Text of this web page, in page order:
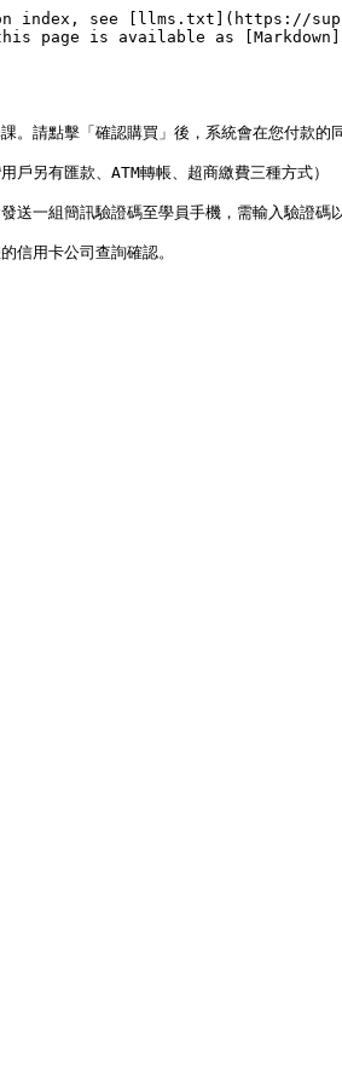
index, see [llms.txt](https://
this page is available as
。請點擊「確認購買」後，系統會在您付款的
戶另有匯款、ATM轉帳、超商繳費三種方式）
一組簡訊驗證碼至學員手機，需輸入驗證碼